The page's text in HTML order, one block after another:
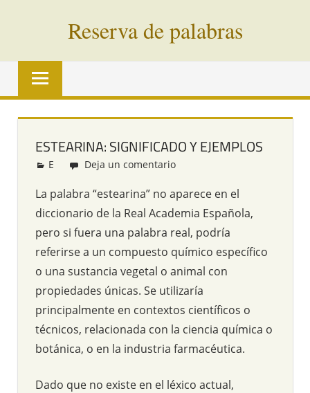
Reserva de palabras
Palabras
vías
todo
mundo
ESTEARINA: SIGNIFICADO Y EJEMPLOS
Redacción
E Deja un comentario
La palabra “estearina” no aparece en el
diccionario de la Real Academia Española,
pero si fuera una palabra real, podría
referirse a un compuesto químico específico
o una sustancia vegetal o animal con
propiedades únicas. Se utilizaría
principalmente en contextos científicos o
técnicos, relacionada con la ciencia química o
botánica, o en la industria farmacéutica.
Dado que no existe en el léxico actual,